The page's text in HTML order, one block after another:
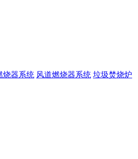
烧器系统 风道燃烧器系统 垃圾焚烧炉